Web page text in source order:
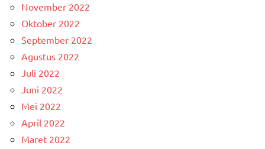
November 2022
Oktober 2022
September 2022
Agustus 2022
Juli 2022
Juni 2022
Mei 2022
April 2022
Maret 2022